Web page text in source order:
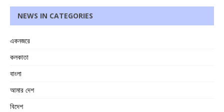
NEWS IN CATEGORIES
একনজরে
কলকাতা
বাংলা
আমার দেশ
বিদেশ